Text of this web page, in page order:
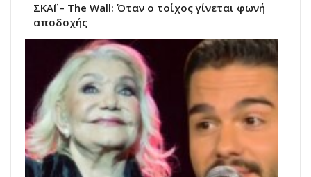
ΣΚΑΪ – Τhe Wall: Όταν ο τοίχος γίνεται φωνή
αποδοχής